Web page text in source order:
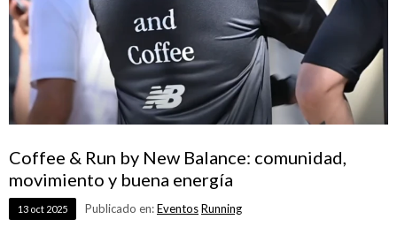
Coffee & Run by New Balance: comunidad,
movimiento y buena energía
13 oct 2025 Publicado en:EventosRunning